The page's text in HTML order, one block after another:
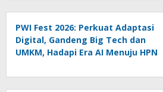
PWI Fest 2026: Perkuat Adaptasi
Digital, Gandeng Big Tech dan
UMKM, Hadapi Era AI Menuju HPN